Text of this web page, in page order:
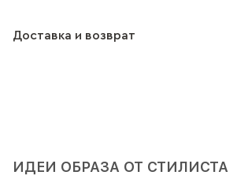
Доставка и возврат
ИДЕИ ОБРАЗА ОТ СТИЛИСТА